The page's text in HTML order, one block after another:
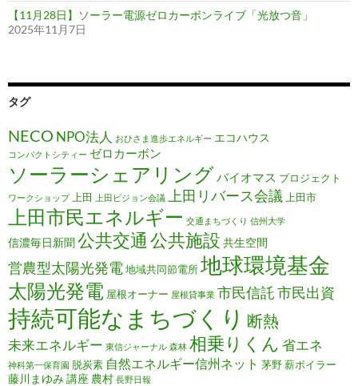
【11月28日】ソーラー電源ゼロカーボンライブ「光放つ音」
2025年11月7日
タグ
NECO NPO法人 おひさま進歩エネルギー エコハウス
コンパクトシティー ゼロカーボン
ソーラーシェアリングバイオマス プロジェクト
ワークショップ 上田 上田ビジョン会議 上田リバース会議 上田市
上田市民エネルギー 交通まちづくり 信州大学
信濃毎日新聞公共交通 公共施設 共生空間
営農型太陽光発電 地域共同節電所 地球環境基金
太陽光発電 屋根オーナー 屋根貸事業 市民信託市民出資
持続可能なまちづくり 断熱
未来エネルギー 東信ジャーナル 森林 相乗りくん 省エネ
神科第一保育園 脱炭素 自然エネルギー信州ネット 茅野 薪ボイラー
藤川まゆみ 講座 農村 長野日報